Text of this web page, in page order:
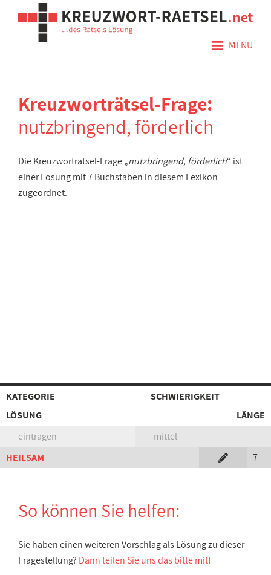
≡ MENÜ
Kreuzworträtsel-Frage:
nutzbringend, förderlich
Die Kreuzworträtsel-Frage „nutzbringend, förderlich“ ist
einer Lösung mit 7 Buchstaben in diesem Lexikon
zugeordnet.
KATEGORIE
SCHWIERIGKEIT
LÖSUNG
LÄNGE
eintragen
mittel
HEILSAM
7
So können Sie helfen:
Sie haben einen weiteren Vorschlag als Lösung zu dieser
Fragestellung? Dann teilen Sie uns das bitte mit!